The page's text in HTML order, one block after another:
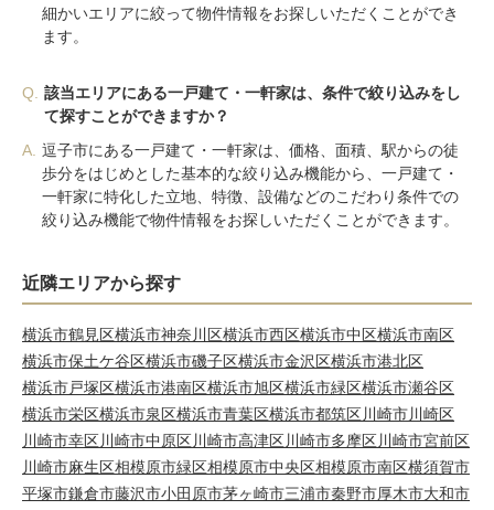
細かいエリアに絞って物件情報をお探しいただくことができ
ます。
Q.
該当エリアにある一戸建て・一軒家は、条件で絞り込みをし
て探すことができますか？
A. 逗子市にある一戸建て・一軒家は、価格、面積、駅からの徒
歩分をはじめとした基本的な絞り込み機能から、一戸建て・
一軒家に特化した立地、特徴、設備などのこだわり条件での
絞り込み機能で物件情報をお探しいただくことができます。
近隣エリアから探す
横浜市鶴見区横浜市神奈川区横浜市西区横浜市中区横浜市南区
横浜市保土ケ谷区横浜市磯子区横浜市金沢区横浜市港北区
横浜市戸塚区横浜市港南区横浜市旭区横浜市緑区横浜市瀬谷区
横浜市栄区横浜市泉区横浜市青葉区横浜市都筑区川崎市川崎区
川崎市幸区川崎市中原区川崎市高津区川崎市多摩区川崎市宮前区
川崎市麻生区相模原市緑区相模原市中央区相模原市南区横須賀市
平塚市鎌倉市藤沢市小田原市茅ヶ崎市三浦市秦野市厚木市大和市